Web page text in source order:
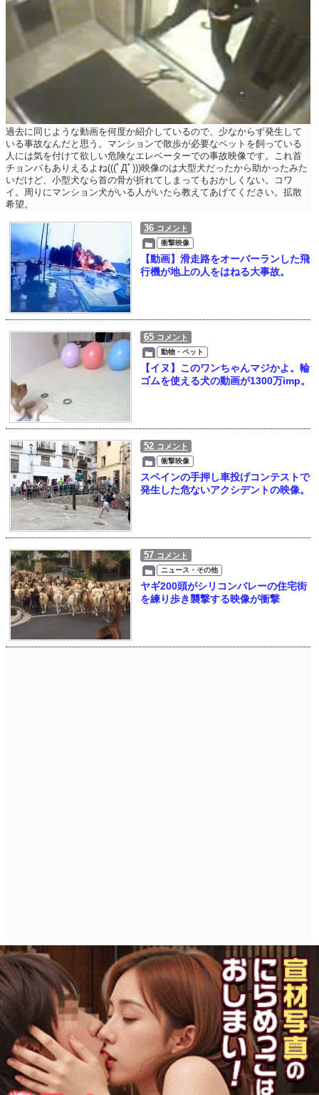
過去に同じような動画を何度か紹介しているので、少なからず発生して
いる事故なんだと思う。マンションで散歩が必要なペットを飼っている
人には気を付けて欲しい危険なエレベーターでの事故映像です。これ首
チョンパもありえるよね(((ﾟДﾟ)))映像のは大型犬だったから助かったみた
いだけど、小型犬なら首の骨が折れてしまってもおかしくない。コワ
イ。周りにマンション犬がいる人がいたら教えてあげてください。拡散
希望。
36 コメント
衝撃映像
【動画】滑走路をオーバーランした飛
行機が地上の人をはねる大事故。
65 コメント
動物・ペット
【イヌ】このワンちゃんマジかよ。輪
ゴムを使える犬の動画が1300万imp。
52 コメント
衝撃映像
スペインの手押し車投げコンテストで
発生した危ないアクシデントの映像。
57 コメント
ニュース・その他
ヤギ200頭がシリコンバレーの住宅街
を練り歩き襲撃する映像が衝撃